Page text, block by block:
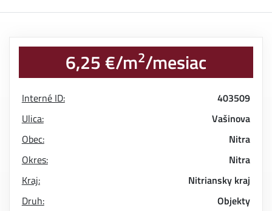
6,25 €/m2/mesiac
Interné ID:
403509
Ulica:
Vašinova
Obec:
Nitra
Okres:
Nitra
Kraj:
Nitriansky kraj
Druh:
Objekty